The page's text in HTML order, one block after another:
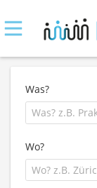
Was?
Wo?